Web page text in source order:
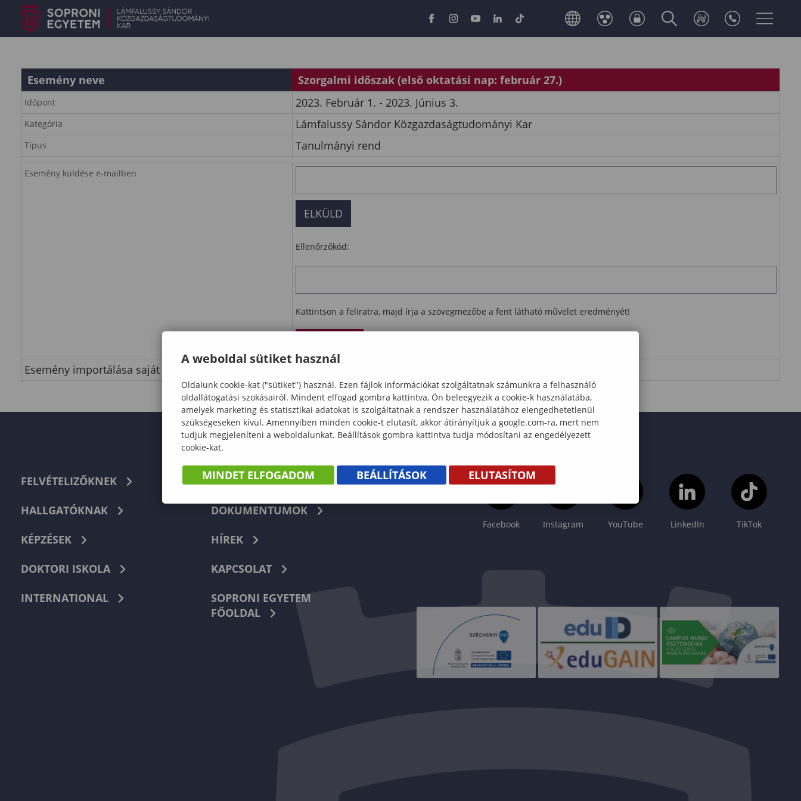
Esemény neve Szorgalmi időszak (első oktatási nap: február 27.)
Időpont 2023. Február 1. - 2023. Június 3.
Kategória Lámfalussy Sándor Közgazdaságtudományi Kar
Típus Tanulmányi rend
Esemény küldése e-mailben
Ellenőrzőkód:
Kattintson a feliratra, majd írja a szövegmezőbe a fent látható művelet eredményét!
Esemény importálása saját naptárba
FELVÉTELIZŐKNEK
HALLGATÓKNAK
KÉPZÉSEK
DOKTORI ISKOLA
INTERNATIONAL
TELEFONKÖNYV
DOKUMENTUMOK
HÍREK
KAPCSOLAT
SOPRONI EGYETEM
FŐOLDAL
Facebook Instagram YouTube LinkedIn TikTok
A weboldal sütiket használ
Oldalunk cookie-kat ("sütiket") használ. Ezen fájlok információkat szolgáltatnak számunkra a felhasználó
oldallátogatási szokásairól. Mindent elfogad gombra kattintva, Ön beleegyezik a cookie-k használatába,
amelyek marketing és statisztikai adatokat is szolgáltatnak a rendszer használatához elengedhetetlenül
szükségeseken kívül. Amennyiben minden cookie-t elutasít, akkor átirányítjuk a google.com-ra, mert nem
tudjuk megjeleníteni a weboldalunkat. Beállítások gombra kattintva tudja módosítani az engedélyezett
cookie-kat.
MINDET ELFOGADOM BEÁLLÍTÁSOK ELUTASÍTOM